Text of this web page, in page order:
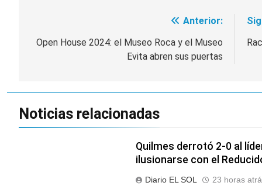
de
Anterior:
Open House 2024: el Museo Roca y el Museo
Evita abren sus puertas
Noticias relacionadas
Quilmes derrotó 2-0 al
ilusionarse con el
Diario EL SOL 23 horas